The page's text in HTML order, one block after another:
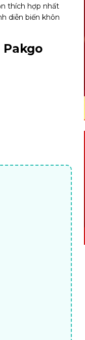
thích hợp nhất
diễn biến khôn